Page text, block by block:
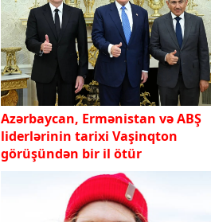
Azərbaycan, Ermənistan və ABŞ
liderlərinin tarixi Vaşinqton
görüşündən bir il ötür